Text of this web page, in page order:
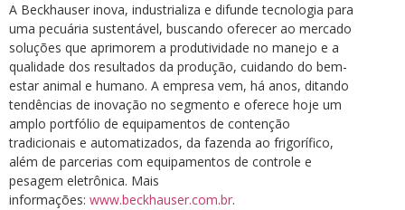
A Beckhauser inova, industrializa e difunde tecnologia para
uma pecuária sustentável, buscando oferecer ao mercado
soluções que aprimorem a produtividade no manejo e a
qualidade dos resultados da produção, cuidando do bem-
estar animal e humano. A empresa vem, há anos, ditando
tendências de inovação no segmento e oferece hoje um
amplo portfólio de equipamentos de contenção
tradicionais e automatizados, da fazenda ao frigorífico,
além de parcerias com equipamentos de controle e
pesagem eletrônica. Mais
informações: www.beckhauser.com.br.